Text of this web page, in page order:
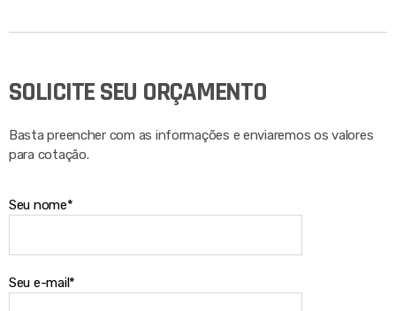
SOLICITE SEU ORÇAMENTO
Basta preencher com as informações e enviaremos os valores
para cotação.
Seu nome*
Seu e-mail*